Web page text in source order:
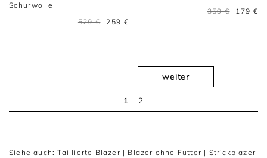
Schurwolle
529 €
259 €
359 €
179 €
1 2
weiter
Siehe auch:Taillierte Blazer | Blazer ohne Futter | Strickblazer